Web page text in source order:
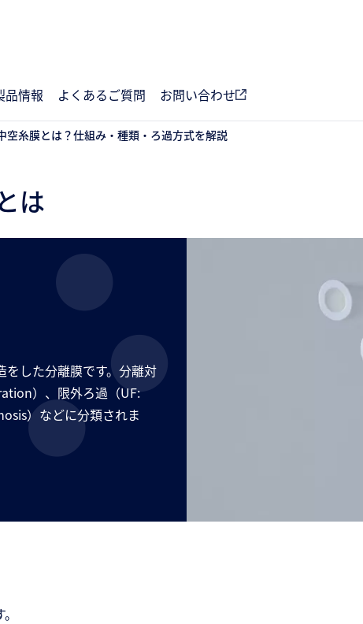
品情報 よくあるご質問 お問い合わせ
空糸膜とは？仕組み・種類・ろ過方式を解説
は
した分離膜です。分離対
）、限外ろ過（UF:
）などに分類されま